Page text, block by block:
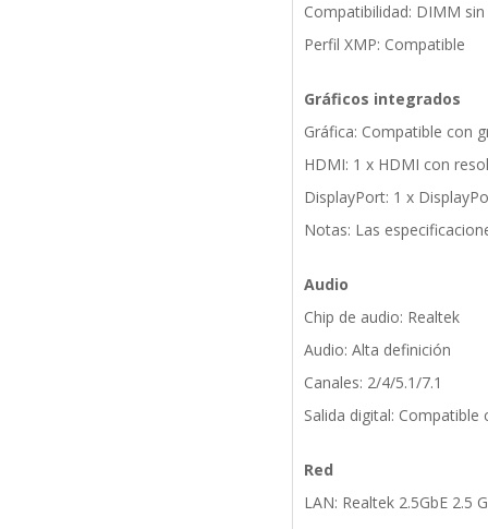
Compatibilidad: DIMM sin
Perfil XMP: Compatible
Gráficos integrados
Gráfica: Compatible con
HDMI: 1 x HDMI con
DisplayPort: 1 x
Notas: Las
Audio
Chip de audio: Realtek
Audio: Alta definición
Canales: 2/4/5.1/7.1
Salida digital: Compatible
Red
LAN: Realtek 2.5GbE 2.5